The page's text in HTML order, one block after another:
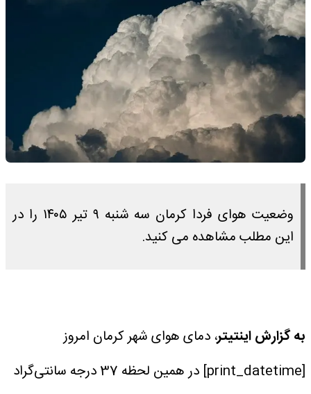
وضعیت هوای فردا کرمان سه شنبه ۹ تیر ۱۴۰۵ را در
این مطلب مشاهده می کنید.
به گزارش اینتیتر، دمای هوای شهر کرمان امروز
[print_datetime] در همین لحظه 37 درجه سانتی‌گراد